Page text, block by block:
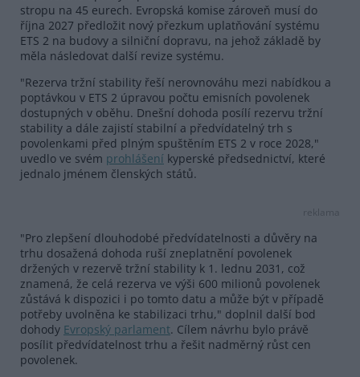
stropu na 45 eurech. Evropská komise zároveň musí do
října 2027 předložit nový přezkum uplatňování systému
ETS 2 na budovy a silniční dopravu, na jehož základě by
měla následovat další revize systému.
"Rezerva tržní stability řeší nerovnováhu mezi nabídkou a
poptávkou v ETS 2 úpravou počtu emisních povolenek
dostupných v oběhu. Dnešní dohoda posílí rezervu tržní
stability a dále zajistí stabilní a předvídatelný trh s
povolenkami před plným spuštěním ETS 2 v roce 2028,"
uvedlo ve svém prohlášení kyperské předsednictví, které
jednalo jménem členských států.
reklama
"Pro zlepšení dlouhodobé předvídatelnosti a důvěry na
trhu dosažená dohoda ruší zneplatnění povolenek
držených v rezervě tržní stability k 1. lednu 2031, což
znamená, že celá rezerva ve výši 600 milionů povolenek
zůstává k dispozici i po tomto datu a může být v případě
potřeby uvolněna ke stabilizaci trhu," doplnil další bod
dohody Evropský parlament. Cílem návrhu bylo právě
posílit předvídatelnost trhu a řešit nadměrný růst cen
povolenek.